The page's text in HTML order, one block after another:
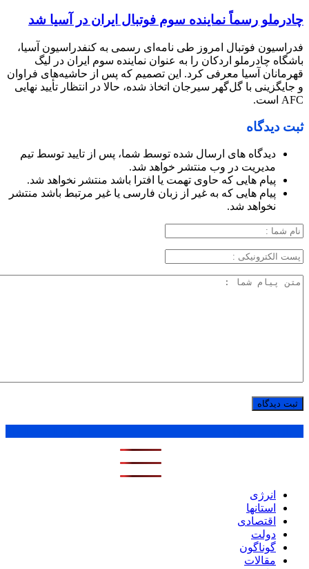
چادرملو رسماً نماینده سوم فوتبال ایران در آسیا شد
فدراسیون فوتبال امروز طی نامه‌ای رسمی به کنفدراسیون آسیا،
باشگاه چادرملو اردکان را به عنوان نماینده سوم ایران در لیگ
قهرمانان آسیا معرفی کرد. این تصمیم که پس از حاشیه‌های فراوان
و جایگزینی با گل‌گهر سیرجان اتخاذ شده، حالا در انتظار تأیید نهایی
AFC است.
ثبت دیدگاه
دیدگاه های ارسال شده توسط شما، پس از تایید توسط تیم
مدیریت در وب منتشر خواهد شد.
پیام هایی که حاوی تهمت یا افترا باشد منتشر نخواهد شد.
پیام هایی که به غیر از زبان فارسی یا غیر مرتبط باشد منتشر
نخواهد شد.
انرژی
استانها
اقتصادی
دولت
گوناگون
مقالات